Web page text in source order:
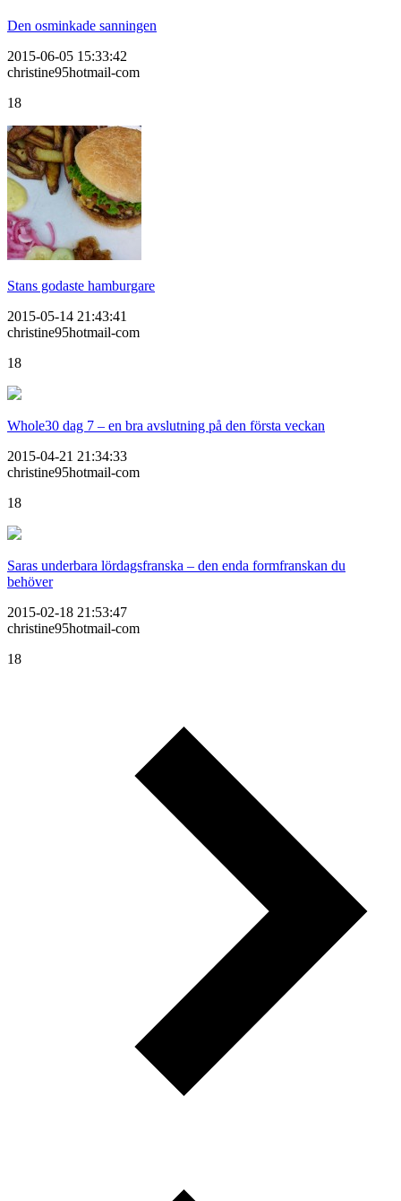
Den osminkade sanningen
2015-06-05 15:33:42
christine95hotmail-com
18
Stans godaste hamburgare
2015-05-14 21:43:41
christine95hotmail-com
18
Whole30 dag 7 – en bra avslutning på den första veckan
2015-04-21 21:34:33
christine95hotmail-com
18
Saras underbara lördagsfranska – den enda formfranskan du
behöver
2015-02-18 21:53:47
christine95hotmail-com
18